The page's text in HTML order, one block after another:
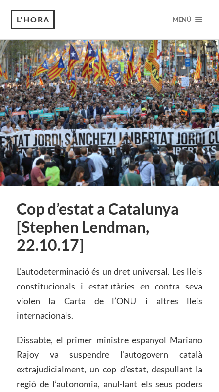
L'HORA MENÚ
Cop d’estat a Catalunya
[Stephen Lendman,
22.10.17]
L’autodeterminació és un dret universal. Les lleis
constitucionals i estatutàries en contra seva
violen la Carta de l’ONU i altres lleis
internacionals.
Dissabte, el primer ministre espanyol Mariano
Rajoy va suspendre l’autogovern català
extrajudicialment, un cop d’estat, despullant la
regió de l’autonomia, anul·lant els seus poders